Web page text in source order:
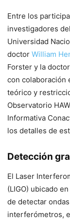
Entre los
investigadores
Universidad
doctor William
Forster y la
con colaboración
teórico y
Observatorio
Informativa
los detalles de
Detección
El Laser
(LIGO) ubicado
de detectar
interferómetros,